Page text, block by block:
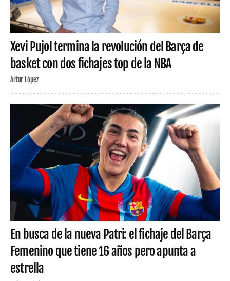
Xevi Pujol termina la revolución del Barça de
basket con dos fichajes top de la NBA
Artur López
En busca de la nueva Patri: el fichaje del Barça
Femenino que tiene 16 años pero apunta a
estrella